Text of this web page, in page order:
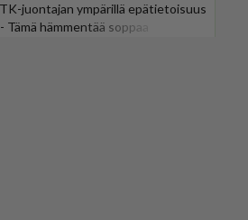
juontajan ympärillä epätietoisuus
Tämä hämmentää soppaa